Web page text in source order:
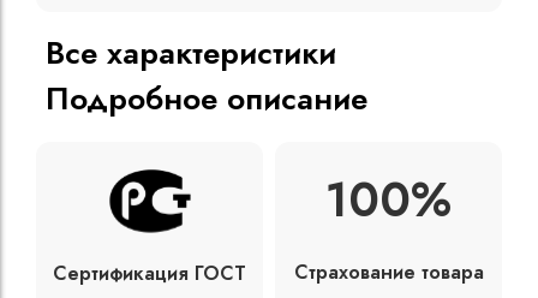
Все характеристики
Подробное описание
Сертификация ГОСТ
100%
Страхование товара